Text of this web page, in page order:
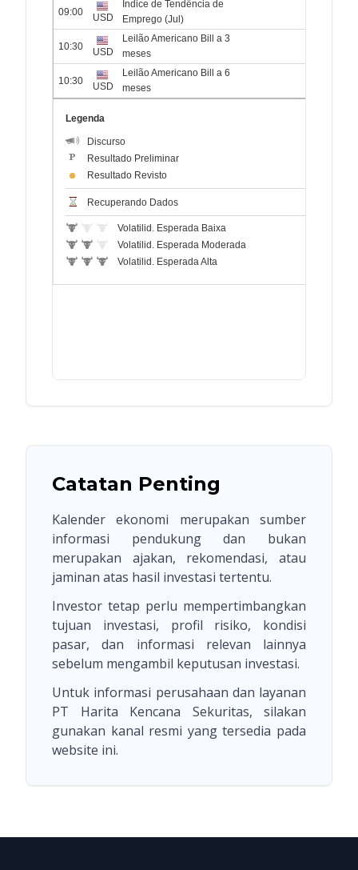
Catatan Penting
Kalender ekonomi merupakan sumber
informasi pendukung dan bukan
merupakan ajakan, rekomendasi, atau
jaminan atas hasil investasi tertentu.
Investor tetap perlu mempertimbangkan
tujuan investasi, profil risiko, kondisi
pasar, dan informasi relevan lainnya
sebelum mengambil keputusan investasi.
Untuk informasi perusahaan dan layanan
PT Harita Kencana Sekuritas, silakan
gunakan kanal resmi yang tersedia pada
website ini.